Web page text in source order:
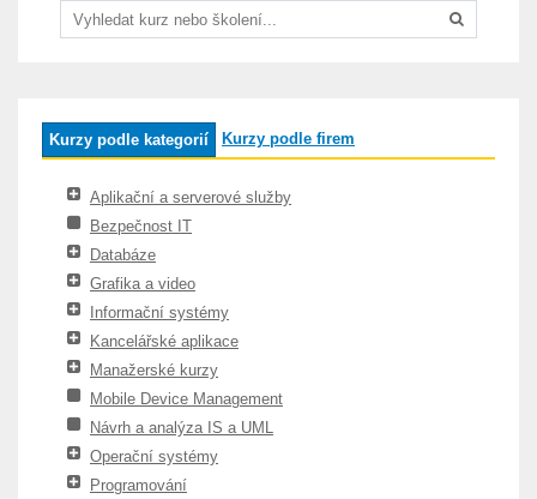
Kurzy podle kategorií Kurzy podle firem
Aplikační a serverové služby
Bezpečnost IT
Databáze
Grafika a video
Informační systémy
Kancelářské aplikace
Manažerské kurzy
Mobile Device Management
Návrh a analýza IS a UML
Operační systémy
Programování